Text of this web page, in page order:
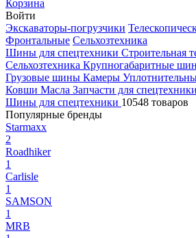
Корзина
Войти
Экскаваторы-погрузчики
Фронтальные Сельхозтехника
Шины для спецтехники Строительная
Сельхозтехника Крупногабаритные
Грузовые шины Камеры
Ковши Масла Запчасти для спецтехники
Шины для спецтехники 10548 товаров
Популярные бренды
Starmaxx
2
Roadhiker
1
Carlisle
1
SAMSON
1
MRB